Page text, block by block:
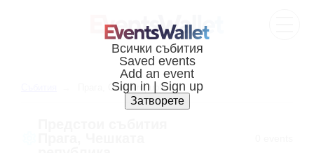
Прага, Czech republic